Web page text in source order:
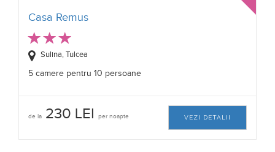
Casa Remus
Sulina, Tulcea
5 camere pentru 10 persoane
de la 230 LEI per noapte VEZI DETALII